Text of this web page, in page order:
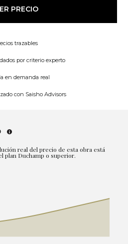
PRECIO
trazables
por criterio experto
en demanda real
con Saisho Advisors
real del precio de esta obra está
plan Duchamp o superior.